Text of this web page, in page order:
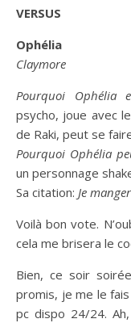
VERSUS
Ophélia
Claymore
Pourquoi Ophélia
psycho, joue avec
de Raki, peut se
Pourquoi Ophélia
un personnage
Sa citation: Je
Voilà bon vote.
cela me brisera le
Bien, ce soir
promis, je me le
pc dispo 24/24.